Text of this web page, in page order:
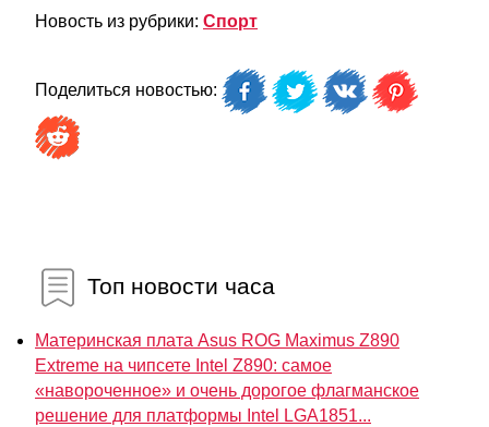
Новость из рубрики: Спорт
Поделиться новостью:
Топ новости часа
Материнская плата Asus ROG Maximus Z890
Extreme на чипсете Intel Z890: самое
«навороченное» и очень дорогое флагманское
решение для платформы Intel LGA1851...